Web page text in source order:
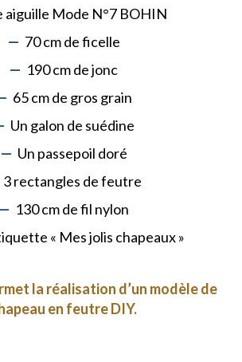
aiguille Mode N°7 BOHIN
70 cm de ficelle
190 cm de jonc
65 cm de gros grain
Un galon de suédine
Un passepoil doré
3 rectangles de feutre
130 cm de fil nylon
« Mes jolis chapeaux »
la réalisation d’un modèle de
en feutre DIY.